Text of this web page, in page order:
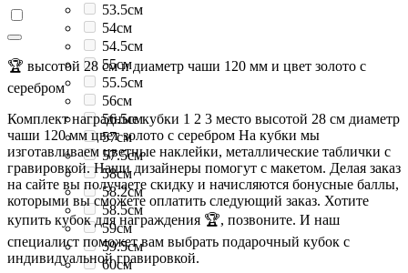
53.5см
54см
54.5см
55см
55.5см
56см
56.5см
57см
57.5см
58см
58.2см
58.5см
59см
59.5см
60см
🏆 высотой 28 см и диаметр чаши 120 мм и цвет золото с
серебром
Комплект наградные кубки 1 2 3 место высотой 28 см диаметр
чаши 120 мм цвет золото с серебром На кубки мы
изготавливаем цветные наклейки, металлические таблички с
гравировкой. Наши дизайнеры помогут с макетом. Делая заказ
на сайте вы получаете скидку и начисляются бонусные баллы,
которыми вы сможете оплатить следующий заказ. Хотите
купить кубок для награждения 🏆, позвоните. И наш
специалист поможет вам выбрать подарочный кубок с
индивидуальной гравировкой.